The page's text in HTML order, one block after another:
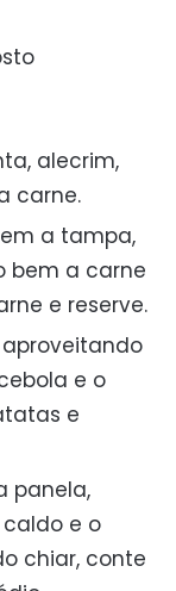
alecrim,
carne.
a tampa,
bem a carne
e reserve.
e o
e
panela,
e o
chiar, conte